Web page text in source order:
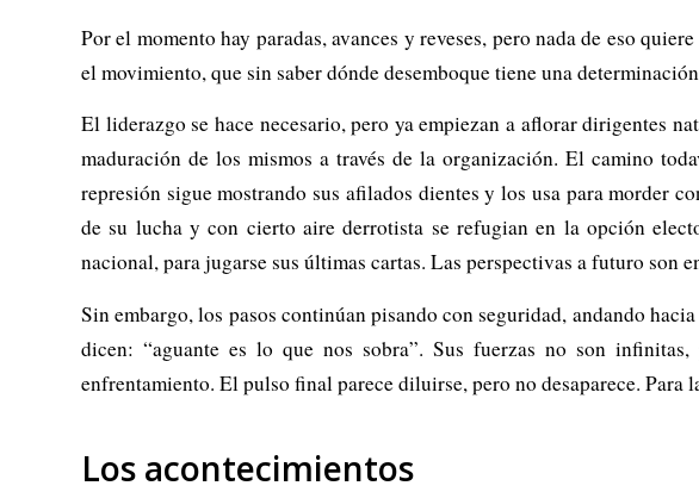
Por el momento hay paradas, avances y reveses, pero nada de eso
el movimiento, que sin saber dónde desemboque tiene una
El liderazgo se hace necesario, pero ya empiezan a aflorar dirigentes
maduración de los mismos a través de la organización. El camino
represión sigue mostrando sus afilados dientes y los usa para morder
de su lucha y con cierto aire derrotista se refugian en la opción
nacional, para jugarse sus últimas cartas. Las perspectivas a futuro son
Sin embargo, los pasos continúan pisando con seguridad, andando
dicen: “aguante es lo que nos sobra”. Sus fuerzas no son
enfrentamiento. El pulso final parece diluirse, pero no desaparece. Para
Los acontecimientos